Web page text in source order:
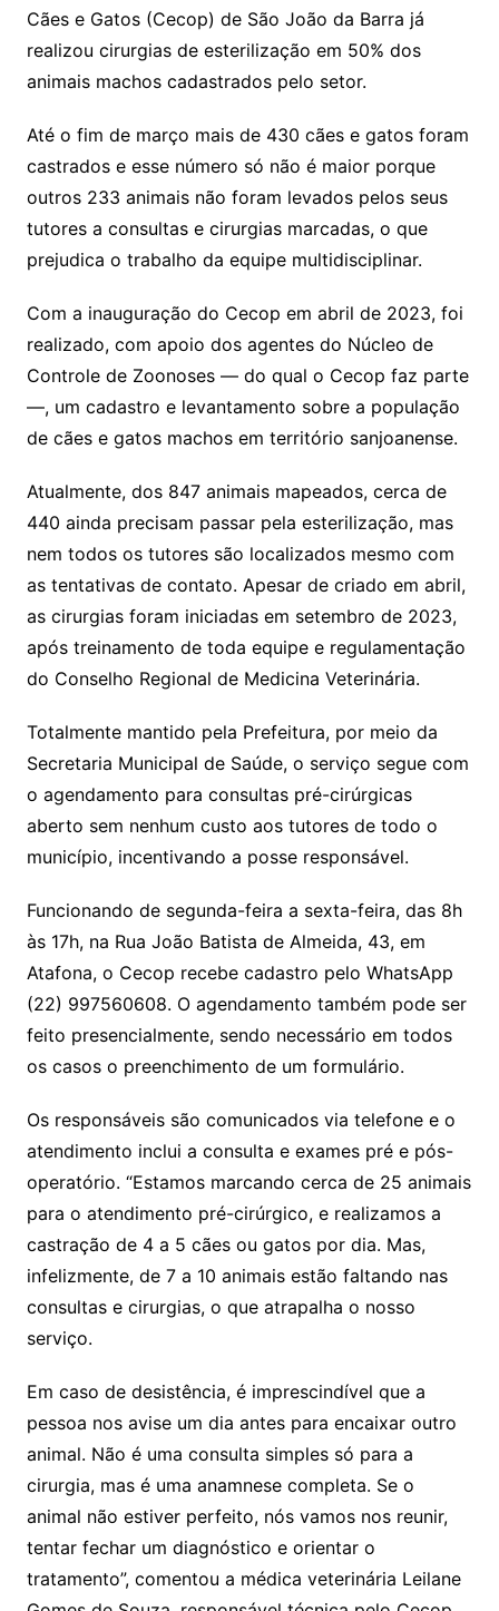
Cães e Gatos (Cecop) de São João da Barra já
realizou cirurgias de esterilização em 50% dos
animais machos cadastrados pelo setor.
Até o fim de março mais de 430 cães e gatos foram
castrados e esse número só não é maior porque
outros 233 animais não foram levados pelos seus
tutores a consultas e cirurgias marcadas, o que
prejudica o trabalho da equipe multidisciplinar.
Com a inauguração do Cecop em abril de 2023, foi
realizado, com apoio dos agentes do Núcleo de
Controle de Zoonoses — do qual o Cecop faz parte
—, um cadastro e levantamento sobre a população
de cães e gatos machos em território sanjoanense.
Atualmente, dos 847 animais mapeados, cerca de
440 ainda precisam passar pela esterilização, mas
nem todos os tutores são localizados mesmo com
as tentativas de contato. Apesar de criado em abril,
as cirurgias foram iniciadas em setembro de 2023,
após treinamento de toda equipe e regulamentação
do Conselho Regional de Medicina Veterinária.
Totalmente mantido pela Prefeitura, por meio da
Secretaria Municipal de Saúde, o serviço segue com
o agendamento para consultas pré-cirúrgicas
aberto sem nenhum custo aos tutores de todo o
município, incentivando a posse responsável.
Funcionando de segunda-feira a sexta-feira, das 8h
às 17h, na Rua João Batista de Almeida, 43, em
Atafona, o Cecop recebe cadastro pelo WhatsApp
(22) 997560608. O agendamento também pode ser
feito presencialmente, sendo necessário em todos
os casos o preenchimento de um formulário.
Os responsáveis são comunicados via telefone e o
atendimento inclui a consulta e exames pré e pós-
operatório. “Estamos marcando cerca de 25 animais
para o atendimento pré-cirúrgico, e realizamos a
castração de 4 a 5 cães ou gatos por dia. Mas,
infelizmente, de 7 a 10 animais estão faltando nas
consultas e cirurgias, o que atrapalha o nosso
serviço.
Em caso de desistência, é imprescindível que a
pessoa nos avise um dia antes para encaixar outro
animal. Não é uma consulta simples só para a
cirurgia, mas é uma anamnese completa. Se o
animal não estiver perfeito, nós vamos nos reunir,
tentar fechar um diagnóstico e orientar o
tratamento”, comentou a médica veterinária Leilane